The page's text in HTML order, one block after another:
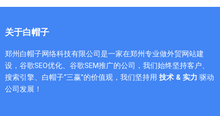
关于白帽子
郑州白帽子网络科技有限公司是一家在郑州专业做外贸网站建
设，谷歌SEO优化、谷歌SEM推广的公司，我们始终坚持客户、
搜索引擎、白帽子“三赢”的价值观，我们坚持用 技术 & 实力 驱动
公司发展！